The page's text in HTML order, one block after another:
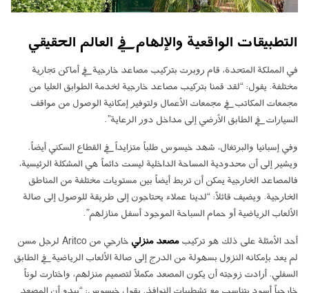
التطبيقات الواقعية والإلهام في العالم الحقيقي
في المملكة المتحدة، قام روبرت بتركيب مصاعد خارجية في أماكن تجارية
مختلفة. يقول: “لقد قمنا بتركيب مصاعد خارجية لخدمة الطوابق العليا من
مجمعات المكاتب في مجمعات الأعمال ولتوفير إمكانية الوصول من مواقف
السيارات في الطابق الأرضي إلى مداخل دور الرعاية”.
وفي إسبانيا والبرتغال، شهد خيسوس طلباً متزايداً في القطاع السكني أيضاً.
ويشير إلى أن محدودية المساحة الداخلية ليست دائماً هي المشكلة الرئيسية،
فالمصاعد الخارجية يمكن أن تربط أيضاً بين مستويات مختلفة من المناطق
الخارجية. ويضيف قائلاً: “لدينا عملاء يحتاجون إلى طريقة للوصول إلى صالة
الألعاب الرياضية أو حمام السباحة الموجود أسفل منازلهم”.
أحد الأمثلة على ذلك هو تركيب مصعد منزلي
خارجي من Aritco لرجل مسن
لم يعد بإمكانه النزول بسهولة من الدرج إلى صالة الألعاب الرياضية في الطابق
السفلي. أرادت زوجته أن يكون المصعد مكملاً لتصميم منزلهم، واختارت لوناً